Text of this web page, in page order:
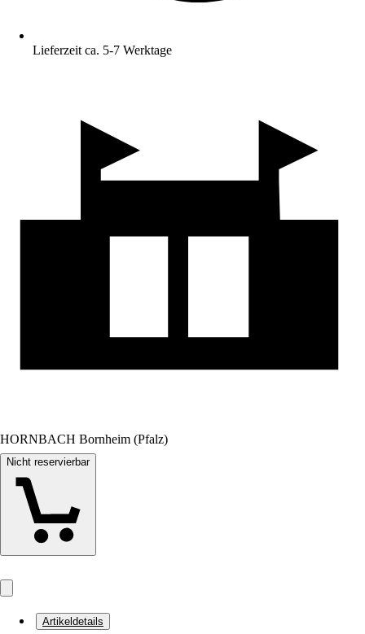
Lieferzeit ca. 5-7 Werktage
HORNBACH Bornheim (Pfalz)
Nicht reservierbar
Artikeldetails